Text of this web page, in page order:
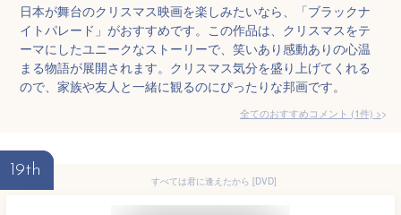
日本が舞台のクリスマス映画を楽しみたいなら、「ブラックナ
イトパレード」がおすすめです。この作品は、クリスマスをテ
ーマにしたユニークなストーリーで、笑いあり感動ありの心温
まる物語が展開されます。クリスマス気分を盛り上げてくれる
ので、家族や友人と一緒に観るのにぴったりな邦画です。
全てのおすすめコメント (1件) >
19th
すべては君に逢えたから [DVD]